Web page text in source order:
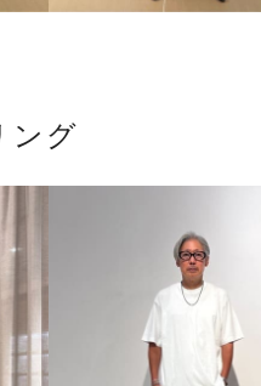
ング